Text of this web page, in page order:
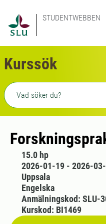
STUDENTWEBBEN
Kurssök
Fritext sökning
15.0 hp
2026-01-19 - 2026-
Uppsala
Engelska
Anmälningskod: SLU-
Kurskod: BI1469